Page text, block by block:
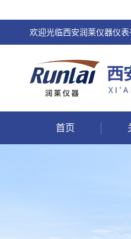
欢迎光临西安润莱仪器仪表
首页